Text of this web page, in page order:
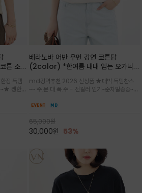
튼 소재
여름내
정 득템
듯
로운
베라노바 어반 우먼 강연 코튼탑
(2color) *한여름 내내 입는 오가닉
워크 (Line Work) & 스케치/감각적
인 아트워크 프린트가 시선을 끄는 루즈
핏 강연티셔츠
md강력추천 2026 신상품 ★대박 득템찬스
~~ 주.문.대.폭.주 - 전컬러 인기~순차발송중~★
한 착용감을 선사하며, 자연스럽게 떨어지는 실루
으로도 포인트가 되며, 데일리 활
65,000원
30,000원 53%